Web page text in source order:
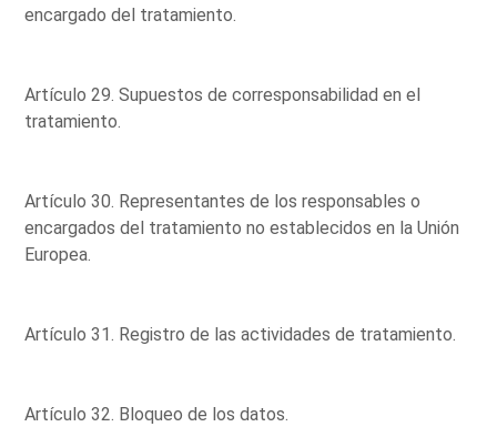
encargado del tratamiento.
Artículo 29. Supuestos de corresponsabilidad en el
tratamiento.
Artículo 30. Representantes de los responsables o
encargados del tratamiento no establecidos en la Unión
Europea.
Artículo 31. Registro de las actividades de tratamiento.
Artículo 32. Bloqueo de los datos.